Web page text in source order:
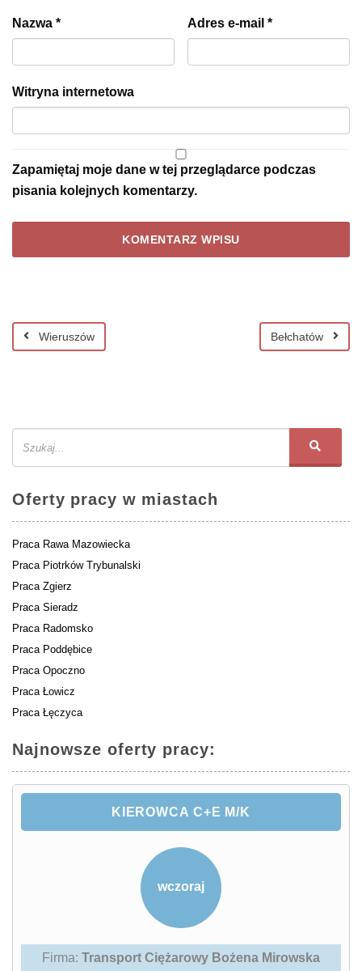
Nazwa * Adres e-mail*
Witryna internetowa
Zapamiętaj moje dane w tej przeglądarce podczas
pisania kolejnych komentarzy.
Wieruszów Bełchatów
Oferty pracy w miastach
Praca Rawa Mazowiecka
Praca Piotrków Trybunalski
Praca Zgierz
Praca Sieradz
Praca Radomsko
Praca Poddębice
Praca Opoczno
Praca Łowicz
Praca Łęczyca
Najnowsze oferty pracy:
KIEROWCA C+E M/K
wczoraj
Firma: Transport Ciężarowy Bożena Mirowska